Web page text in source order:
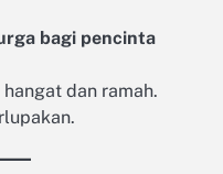
bagi pencinta
dan ramah.